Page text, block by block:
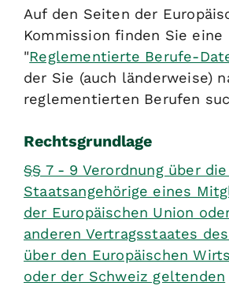
Auf den Seiten der
Kommission finden Sie eine
"Reglementierte Berufe-
der Sie (auch länderweise)
reglementierten Berufen
Rechtsgrundlage
§§ 7 - 9 Verordnung über
Staatsangehörige eines
der Europäischen Union
anderen Vertragsstaates
über den Europäischen
oder der Schweiz geltenden